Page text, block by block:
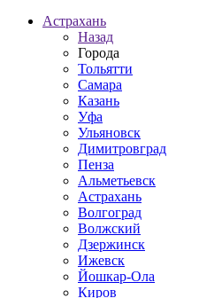
Астрахань
Назад
Города
Тольятти
Самара
Казань
Уфа
Ульяновск
Димитровград
Пенза
Альметьевск
Астрахань
Волгоград
Волжский
Дзержинск
Ижевск
Йошкар-Ола
Киров